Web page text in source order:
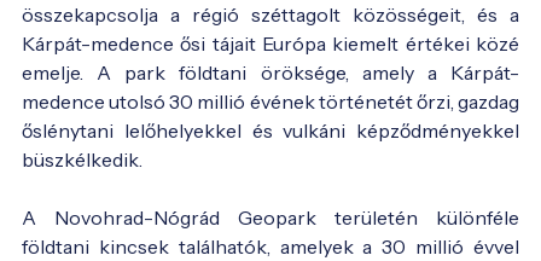
összekapcsolja a régió széttagolt közösségeit, és a
Kárpát-medence ősi tájait Európa kiemelt értékei közé
emelje. A park földtani öröksége, amely a Kárpát-
medence utolsó 30 millió évének történetét őrzi, gazdag
őslénytani lelőhelyekkel és vulkáni képződményekkel
büszkélkedik.
A Novohrad-Nógrád Geopark területén különféle
földtani kincsek találhatók, amelyek a 30 millió évvel